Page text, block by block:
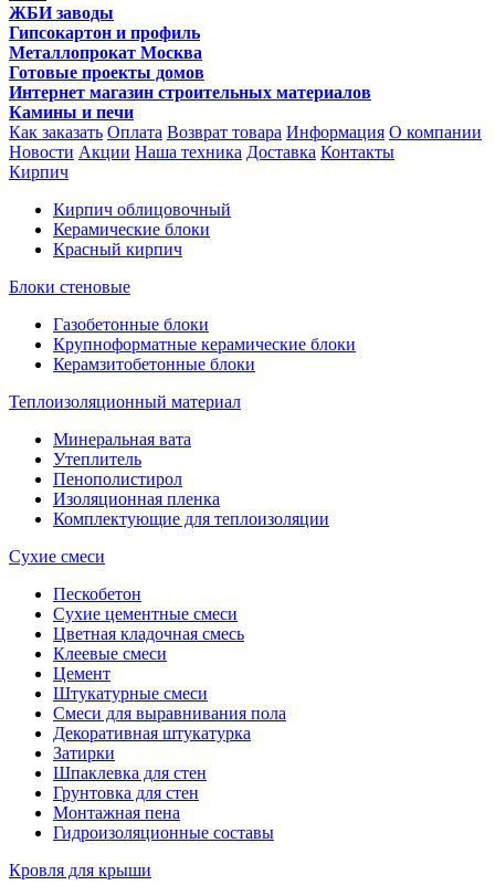
ЖБИ заводы
Гипсокартон и профиль
Металлопрокат Москва
Готовые проекты домов
Интернет магазин строительных материалов
Камины и печи
Как заказать Оплата Возврат товара Информация О компании
Новости Акции Наша техника Доставка Контакты
Кирпич
Кирпич облицовочный
Керамические блоки
Красный кирпич
Блоки стеновые
Газобетонные блоки
Крупноформатные керамические блоки
Керамзитобетонные блоки
Теплоизоляционный материал
Минеральная вата
Утеплитель
Пенополистирол
Изоляционная пленка
Комплектующие для теплоизоляции
Сухие смеси
Пескобетон
Сухие цементные смеси
Цветная кладочная смесь
Клеевые смеси
Цемент
Штукатурные смеси
Смеси для выравнивания пола
Декоративная штукатурка
Затирки
Шпаклевка для стен
Грунтовка для стен
Монтажная пена
Гидроизоляционные составы
Кровля для крыши